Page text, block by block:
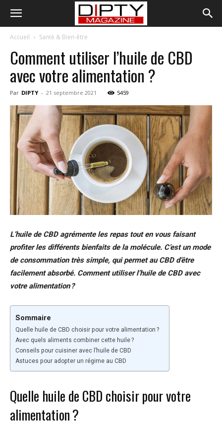
Accueil Santé & Bien-être
Comment utiliser l’huile de CBD
avec votre alimentation ?
Par DIPTY - 21 septembre 2021 5459
L’huile de CBD agrémente les repas tout en vous faisant
profiter les différents bienfaits de la molécule. C’est un mode
de consommation très simple, qui permet au CBD d’être
facilement absorbé. Comment utiliser l’huile de CBD avec
votre alimentation ?
Sommaire
Quelle huile de CBD choisir pour votre alimentation ?
Avec quels aliments combiner cette huile ?
Conseils pour cuisiner avec l’huile de CBD
Astuces pour adopter un régime au CBD
Quelle huile de CBD choisir pour votre
alimentation ?